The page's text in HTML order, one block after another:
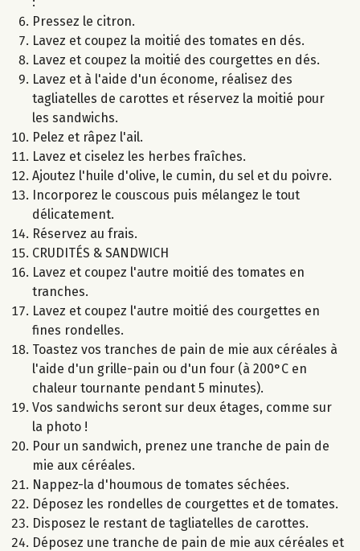
Pressez le citron.
Lavez et coupez la moitié des tomates en dés.
Lavez et coupez la moitié des courgettes en dés.
Lavez et à l'aide d'un économe, réalisez des
tagliatelles de carottes et réservez la moitié pour
les sandwichs.
Pelez et râpez l'ail.
Lavez et ciselez les herbes fraîches.
Ajoutez l'huile d'olive, le cumin, du sel et du poivre.
Incorporez le couscous puis mélangez le tout
délicatement.
Réservez au frais.
CRUDITÉS & SANDWICH
Lavez et coupez l'autre moitié des tomates en
tranches.
Lavez et coupez l'autre moitié des courgettes en
fines rondelles.
Toastez vos tranches de pain de mie aux céréales à
l'aide d'un grille-pain ou d'un four (à 200°C en
chaleur tournante pendant 5 minutes).
Vos sandwichs seront sur deux étages, comme sur
la photo !
Pour un sandwich, prenez une tranche de pain de
mie aux céréales.
Nappez-la d'houmous de tomates séchées.
Déposez les rondelles de courgettes et de tomates.
Disposez le restant de tagliatelles de carottes.
Déposez une tranche de pain de mie aux céréales et